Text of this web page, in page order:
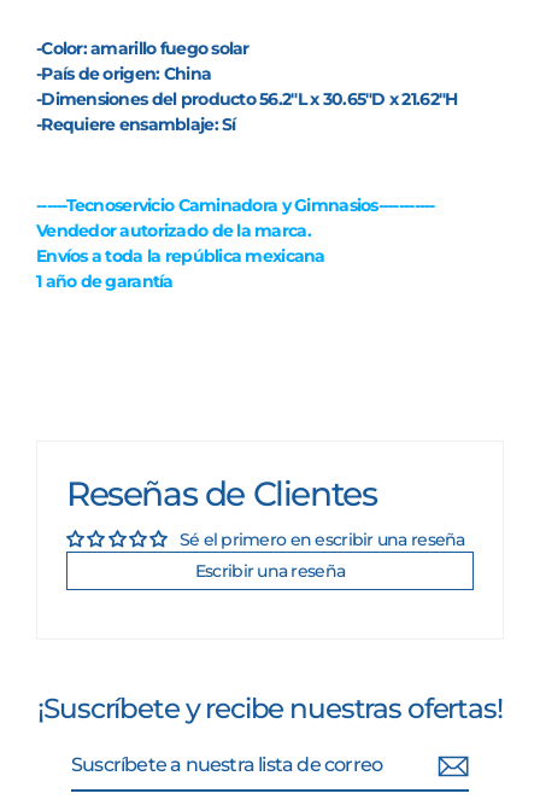
-Color: amarillo fuego solar
-País de origen: China
-Dimensiones del producto 56.2"L x 30.65"D x 21.62"H
-Requiere ensamblaje: Sí
------Tecnoservicio Caminadora y Gimnasios-----------
Vendedor autorizado de la marca.
Envíos a toda la república mexicana
1 año de garantía
Reseñas de Clientes
Sé el primero en escribir una reseña
Escribir una reseña
¡Suscríbete y recibe nuestras ofertas!
nuestra